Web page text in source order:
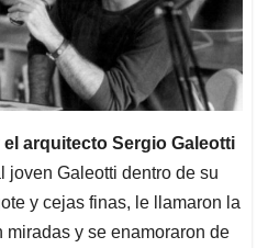
arquitecto Sergio Galeotti
joven Galeotti dentro de su
y cejas finas, le llamaron la
miradas y se enamoraron de